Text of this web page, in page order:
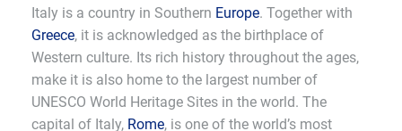
Italy is a country in Southern Europe. Together with
Greece, it is acknowledged as the birthplace of
Western culture. Its rich history throughout the ages,
make it is also home to the largest number of
UNESCO World Heritage Sites in the world. The
capital of Italy, Rome, is one of the world’s most